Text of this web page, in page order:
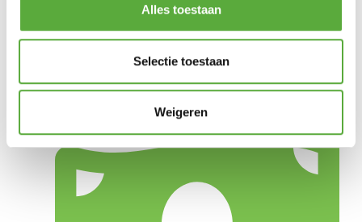
Alles toestaan
Selectie toestaan
Weigeren